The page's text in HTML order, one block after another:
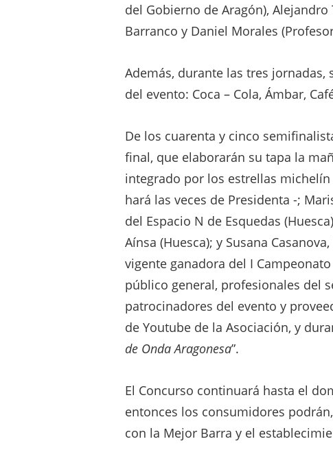
del Gobierno de Aragón),
Barranco y Daniel Morales
Además, durante las tres
del evento: Coca – Cola, Ámbar,
De los cuarenta y cinco
final, que elaborarán su tapa la
integrado por los estrellas michelín
hará las veces de Presidenta -;
del Espacio N de Esquedas
Aínsa (Huesca); y Susana
vigente ganadora del I
público general, profesionales del
patrocinadores del evento y
de Youtube de la Asociación, y
de Onda Aragonesa”.
El Concurso continuará hasta el
entonces los consumidores
con la Mejor Barra y el